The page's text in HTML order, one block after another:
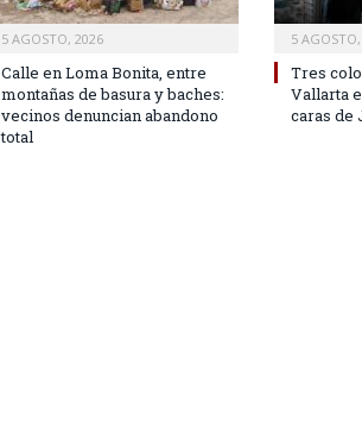
5 AGOSTO, 2026
Calle en Loma Bonita, entre
montañas de basura y baches:
vecinos denuncian abandono
total
5
Tres
Vallarta
caras de